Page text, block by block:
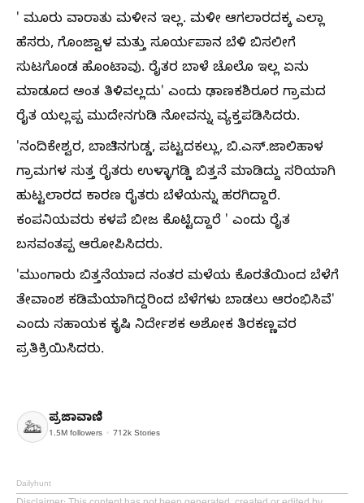
' ಮೂರು ವಾರಾತು ಮಳೀನ ಇಲ್ಲ. ಮಳೀ ಆಗಲಾರದಕ್ಕ ಎಲ್ಲಾ
ಹೆಸರು, ಗೊಂಜ್ವಾಳ ಮತ್ತು ಸೂರ್ಯಪಾನ ಬೆಳಿ ಬಿಸಲೀಗೆ
ಸುಟಗೊಂಡ ಹೊಂಟಾವು. ರೈತರ ಬಾಳೆ ಚೊಲೊ ಇಲ್ಲ ಏನು
ಮಾಡೂದ ಅಂತ ತಿಳಿವಲ್ಲದು' ಎಂದು ಢಾಣಕಶಿರೂರ ಗ್ರಾಮದ
ರೈತ ಯಲ್ಲಪ್ಪ ಮುದೇನಗುಡಿ ನೋವನ್ನು ವ್ಯಕ್ತಪಡಿಸಿದರು.
'ನಂದಿಕೇಶ್ವರ, ಬಾಚಿನಗುಡ್ಡ, ಪಟ್ಟದಕಲ್ಲು, ಬಿ.ಎಸ್.ಜಾಲಿಹಾಳ
ಗ್ರಾಮಗಳ ಸುತ್ತ ರೈತರು ಉಳ್ಳಾಗಡ್ಡಿ ಬಿತ್ತನೆ ಮಾಡಿದ್ದು ಸರಿಯಾಗಿ
ಹುಟ್ಟಲಾರದ ಕಾರಣ ರೈತರು ಬೆಳೆಯನ್ನು ಹರಗಿದ್ದಾರೆ.
ಕಂಪನಿಯವರು ಕಳಪೆ ಬೀಜ ಕೊಟ್ಟಿದ್ದಾರೆ ' ಎಂದು ರೈತ
ಬಸವಂತಪ್ಪ ಆರೋಪಿಸಿದರು.
'ಮುಂಗಾರು ಬಿತ್ತನೆಯಾದ ನಂತರ ಮಳೆಯ ಕೊರತೆಯಿಂದ ಬೆಳೆಗೆ
ತೇವಾಂಶ ಕಡಿಮೆಯಾಗಿದ್ದರಿಂದ ಬೆಳೆಗಳು ಬಾಡಲು ಆರಂಭಿಸಿವೆ'
ಎಂದು ಸಹಾಯಕ ಕೃಷಿ ನಿರ್ದೇಶಕ ಅಶೋಕ ತಿರಕಣ್ಣವರ
ಪ್ರತಿಕ್ರಿಯಿಸಿದರು.
ಪ್ರಜಾವಾಣಿ
1.5M followers 712k Stories
Dailyhunt